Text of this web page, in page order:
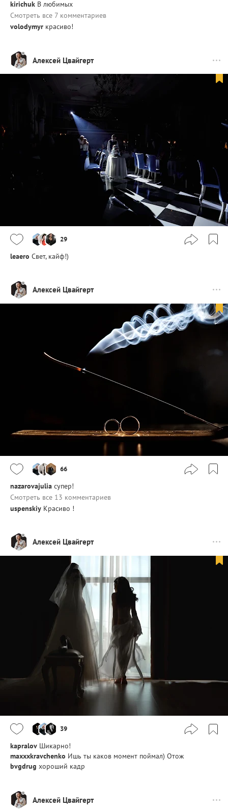
kirichuk В любимых
Смотреть все 7 комментариев
volodymyr красиво!
Алексей Цвайгерт
29
leaero Свет, кайф!)
Алексей Цвайгерт
66
nazarovajulia супер!
Смотреть все 13 комментариев
uspenskiy Красиво !
Алексей Цвайгерт
39
kapralov Шикарно!
maxxxkravchenko Ишь ты каков момент поймал) Отож
bvgdrug хороший кадр
Алексей Цвайгерт